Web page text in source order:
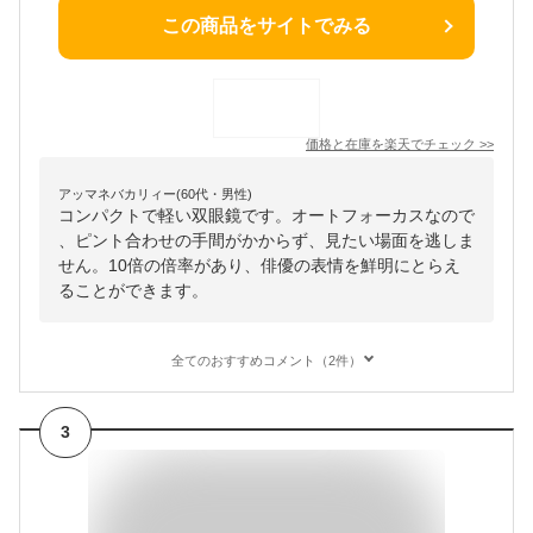
この商品をサイトでみる
価格と在庫を楽天でチェック >>
アッマネバカリィー(60代・男性)
コンパクトで軽い双眼鏡です。オートフォーカスなので
、ピント合わせの手間がかからず、見たい場面を逃しま
せん。10倍の倍率があり、俳優の表情を鮮明にとらえ
ることができます。
全てのおすすめコメント（2件）
3